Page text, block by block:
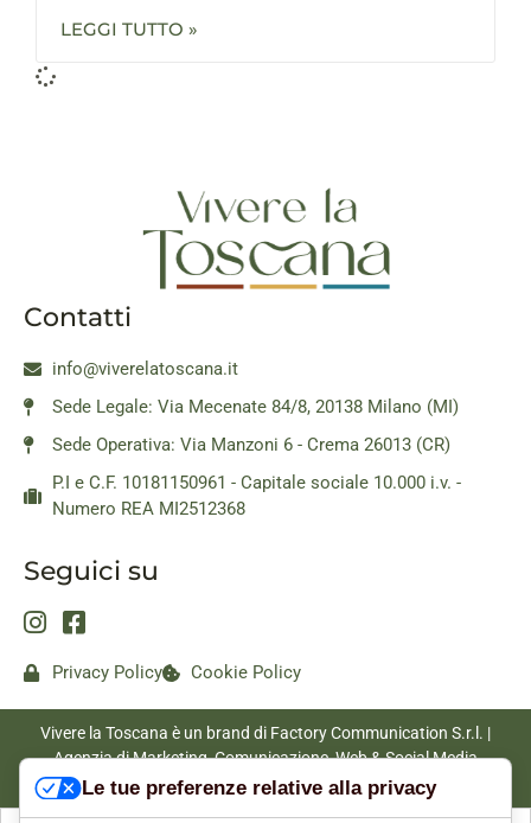
LEGGI TUTTO »
Contatti
info@viverelatoscana.it
Sede Legale: Via Mecenate 84/8, 20138 Milano (MI)
Sede Operativa: Via Manzoni 6 - Crema 26013 (CR)
P.I e C.F. 10181150961 - Capitale sociale 10.000 i.v. -
Numero REA MI2512368
Seguici su
Privacy Policy Cookie Policy
Vivere la Toscana è un brand di Factory Communication S.r.l. |
Agenzia di Marketing, Comunicazione, Web & Social Media
|www.factorycommunication.it
Le tue preferenze relative alla privacy